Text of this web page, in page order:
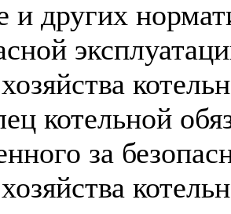
и других
котельной
за